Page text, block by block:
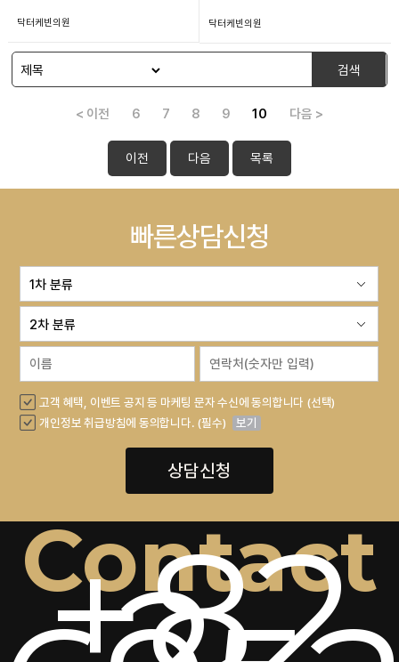
닥터케빈의원 닥터케빈의원
검색
< 이전 6 7 8 9 10 다음 >
이전 다음 목록
빠른상담신청
고객 혜택, 이벤트 공지 등 마케팅 문자 수신에 동의합니다 (선택)
개인정보 취급방침에 동의합니다. (필수)
보기
상담신청
Contact
+82